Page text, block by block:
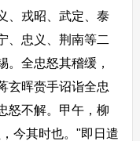
、戎昭、武定、泰
、忠义、荆南等二
。全忠怒其稽缓，
玄晖赍手诏诣全忠
怒不解。甲午，柳
今其时也。"即日遣